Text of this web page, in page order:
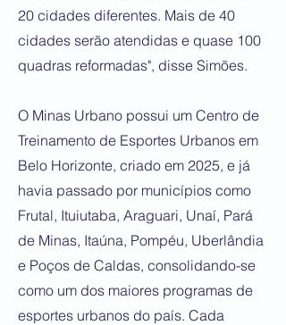
20 cidades diferentes. Mais de 40
cidades serão atendidas e quase 100
quadras reformadas", disse Simões.
O Minas Urbano possui um Centro de
Treinamento de Esportes Urbanos em
Belo Horizonte, criado em 2025, e já
havia passado por municípios como
Frutal, Ituiutaba, Araguari, Unaí, Pará
de Minas, Itaúna, Pompéu, Uberlândia
e Poços de Caldas, consolidando-se
como um dos maiores programas de
esportes urbanos do país. Cada